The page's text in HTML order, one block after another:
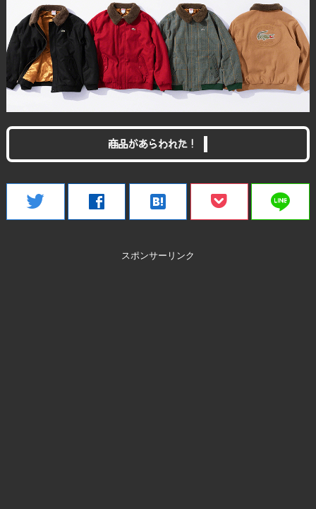
商品があらわれた！
twitter facebook hatenabookmark line
スポンサーリンク